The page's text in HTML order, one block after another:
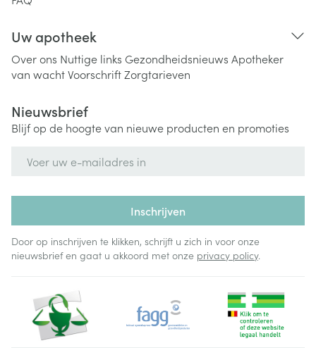
Uw apotheek
Over ons Nuttige links Gezondheidsnieuws Apotheker
van wachtVoorschriftZorgtarieven
Nieuwsbrief
Blijf op de hoogte van nieuwe producten en promoties
Inschrijven
Door op inschrijven te klikken, schrijft u zich in voor onze
nieuwsbrief en gaat u akkoord met onze privacy policy.